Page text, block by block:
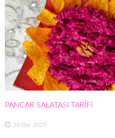
PANCAR SALATASI TARİFİ
28 Dec 2025